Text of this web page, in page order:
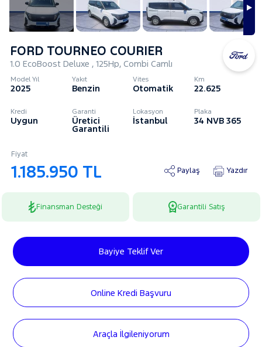
FORD TOURNEO COURIER
1.0 EcoBoost Deluxe , 125Hp, Combi Camlı
Model Yıl
2025
Yakıt
Benzin
Vites
Otomatik
Km
22.625
Kredi
Uygun
Garanti
Üretici
Garantili
Lokasyon
İstanbul
Plaka
34 NVB 365
Fiyat
1.185.950 TL Paylaş Yazdır
Finansman Desteği Garantili Satış
Bayiye Teklif Ver
Online Kredi Başvuru
Araçla İlgileniyorum